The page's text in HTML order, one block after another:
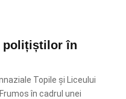
polițiștilor în
Topile și Liceului
în cadrul unei